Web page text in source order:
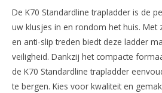
De K70 Standardline trapladder is de
uw klusjes in en rondom het huis. Met
en anti-slip treden biedt deze ladder
veiligheid. Dankzij het compacte
de K70 Standardline trapladder
te bergen. Kies voor kwaliteit en